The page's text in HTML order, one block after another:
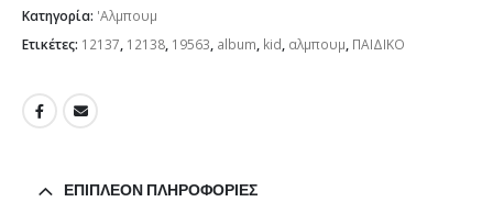
Κατηγορία: 'Αλμπουμ
Ετικέτες: 12137, 12138, 19563, album, kid, αλμπουμ, ΠΑΙΔΙΚΟ
ΕΠΙΠΛΈΟΝ ΠΛΗΡΟΦΟΡΊΕΣ